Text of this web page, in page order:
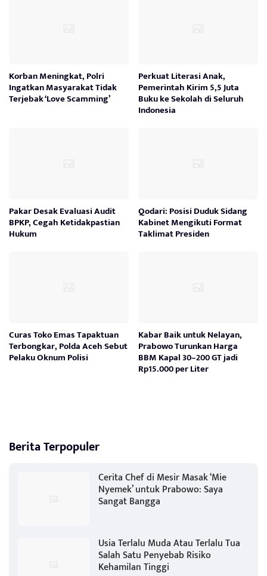
Korban Meningkat, Polri
Ingatkan Masyarakat Tidak
Terjebak ‘Love Scamming’
Perkuat Literasi Anak,
Pemerintah Kirim 5,5 Juta
Buku ke Sekolah di Seluruh
Indonesia
Pakar Desak Evaluasi Audit
BPKP, Cegah Ketidakpastian
Hukum
Qodari: Posisi Duduk Sidang
Kabinet Mengikuti Format
Taklimat Presiden
Curas Toko Emas Tapaktuan
Terbongkar, Polda Aceh Sebut
Pelaku Oknum Polisi
Kabar Baik untuk Nelayan,
Prabowo Turunkan Harga
BBM Kapal 30–200 GT jadi
Rp15.000 per Liter
Berita Terpopuler
Cerita Chef di Mesir Masak ‘Mie
Nyemek’ untuk Prabowo: Saya
Sangat Bangga
Usia Terlalu Muda Atau Terlalu Tua
Salah Satu Penyebab Risiko
Kehamilan Tinggi